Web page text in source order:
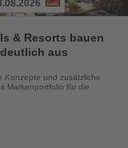
& Resorts bauen
aus
Konzepte und zusätzliche
Markenportfolio für die